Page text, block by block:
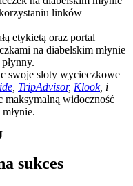
linków
etykietą oraz portal
na diabelskim młynie
swoje sloty wycieczkowe
TripAdvisor, Klook, i
maksymalną widoczność
sukces